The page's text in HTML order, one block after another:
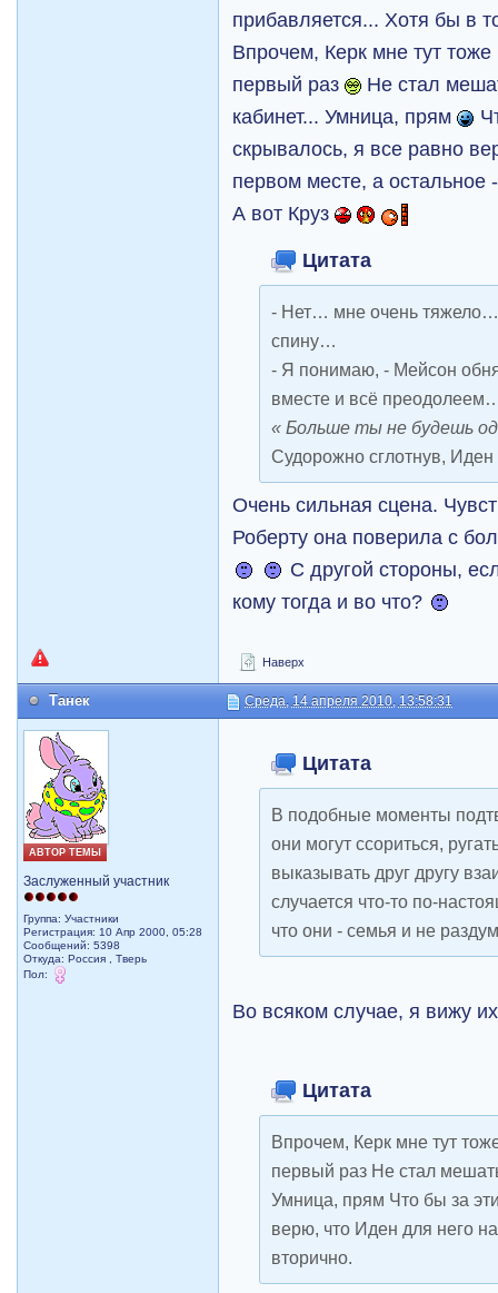
прибавляется... Хотя бы в
Впрочем, Керк мне тут
первый раз
Не стал
кабинет... Умница, прям
скрывалось, я все равно
первом месте, а остальное
А вот Круз
Цитата
- Нет… мне очень тяжело…
спину…
- Я понимаю, - Мейсон
вместе и всё
« Больше ты не будешь
Судорожно сглотнув,
Очень сильная сцена.
Роберту она поверила с
С другой стороны,
кому тогда и во что?
Наверх
Танек Среда, 14 апреля 2010, 13:58:31
АВТОР ТЕМЫ
Заслуженный участник
Группа: Участники
Регистрация: 10 Апр 2000, 05:28
Сообщений: 5398
Откуда: Россия , Тверь
Пол:
Цитата
В подобные моменты
они могут ссориться,
выказывать друг другу
случается что-то по-
что они - семья и не
Во всяком случае, я вижу
Цитата
Впрочем, Керк мне тут
первый раз Не стал
Умница, прям Что бы за
верю, что Иден для него
вторично.